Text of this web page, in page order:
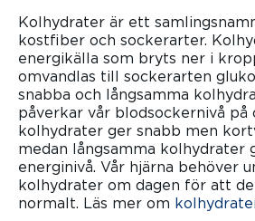
Kolhydrater är ett
kostfiber och sockerarter.
energikälla som bryts ner i
omvandlas till sockerarten
snabba och långsamma
påverkar vår blodsockernivå på
kolhydrater ger snabb men
medan långsamma kolhydrater
energinivå. Vår hjärna behöver
kolhydrater om dagen för att
normalt. Läs mer om